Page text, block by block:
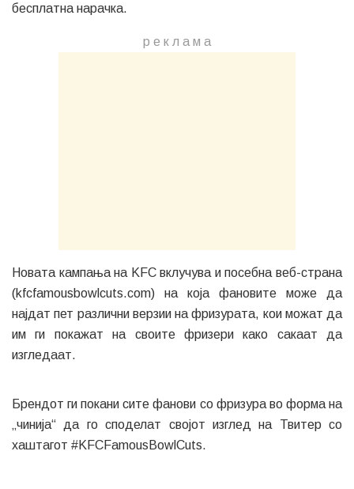
бесплатна нарачка.
р е к л а м a
Новата кампања на KFC вклучува и посебна веб-страна
(kfcfamousbowlcuts.com) на која фановите може да
најдат пет различни верзии на фризурата, кои можат да
им ги покажат на своите фризери како сакаат да
изгледаат.
Брендот ги покани сите фанови со фризура во форма на
„чинија“ да го споделат својот изглед на Твитер со
хаштагот #KFCFamousBowlCuts.